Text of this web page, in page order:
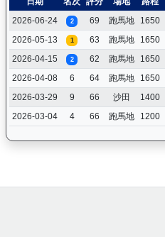
2026-06-24
2 69 跑馬地 1650
2026-05-13
1 63 跑馬地 1650
2026-04-15
2 62 跑馬地 1650
2026-04-08
6 64 跑馬地 1650
2026-03-29
9 66 沙田 1400
2026-03-04
4 66 跑馬地 1200